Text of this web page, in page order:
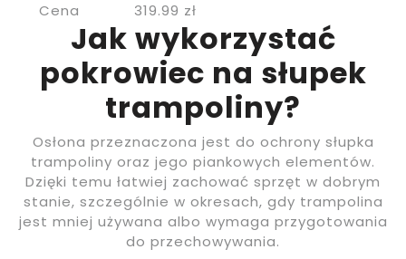
Cena
319.99 zł
Jak wykorzystać
pokrowiec na słupek
trampoliny?
Osłona przeznaczona jest do ochrony słupka
trampoliny oraz jego piankowych elementów.
Dzięki temu łatwiej zachować sprzęt w dobrym
stanie, szczególnie w okresach, gdy trampolina
jest mniej używana albo wymaga przygotowania
do przechowywania.